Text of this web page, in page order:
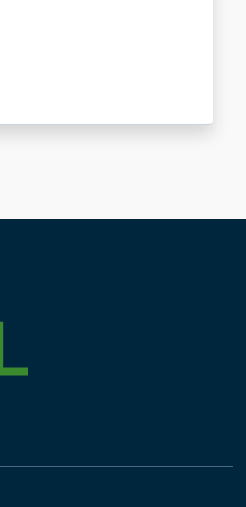
E ARSIAL PORTANO
esterno)
(link esterno)